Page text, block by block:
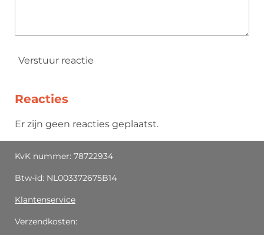
Verstuur reactie
Reacties
Er zijn geen reacties geplaatst.
KvK nummer: 78722934
Btw-id: NL003372675B14
Klantenservice
Verzendkosten: